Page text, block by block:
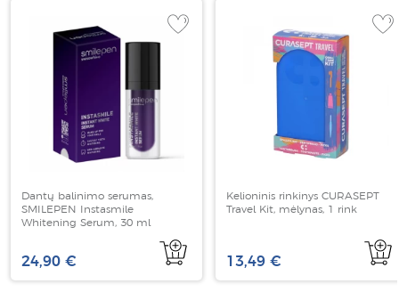
Dantų balinimo serumas,
SMILEPEN Instasmile
Whitening Serum, 30 ml
24,90 €
Kelioninis rinkinys CURASEPT
Travel Kit, mėlynas, 1 rink
13,49 €